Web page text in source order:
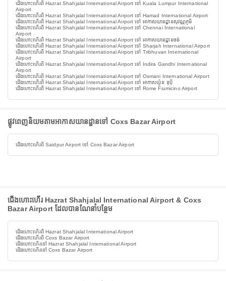
ជើងហោះហើរពី Hazrat Shahjalal International Airport ទៅ Kuala Lumpur International
Airport
ជើងហោះហើរពី Hazrat Shahjalal International Airport ទៅ Hamad International Airport
ជើងហោះហើរពី Hazrat Shahjalal International Airport ទៅ អាកាសយានដ្ឋានសុវណ្ណភូមិ
ជើងហោះហើរពី Hazrat Shahjalal International Airport ទៅ Chennai International
Airport
ជើងហោះហើរពី Hazrat Shahjalal International Airport ទៅ អាកាសយានដ្ឋានចង់
ជើងហោះហើរពី Hazrat Shahjalal International Airport ទៅ Sharjah International Airport
ជើងហោះហើរពី Hazrat Shahjalal International Airport ទៅ Tribhuvan International
Airport
ជើងហោះហើរពី Hazrat Shahjalal International Airport ទៅ Indira Gandhi International
Airport
ជើងហោះហើរពី Hazrat Shahjalal International Airport ទៅ Osmani International Airport
ជើងហោះហើរពី Hazrat Shahjalal International Airport ទៅ អាកាសយ៉ូន ឌុប៉ី
ជើងហោះហើរពី Hazrat Shahjalal International Airport ទៅ Rome Fiumicino Airport
ផ្លូវពេញនិយមតាមអាកាសយានដ្ឋានទៅ Coxs Bazar Airport
ជើងហោះហើរពី Saidpur Airport ទៅ Coxs Bazar Airport
ជើងហោះហើរ Hazrat Shahjalal International Airport & Coxs
Bazar Airport ដែលបានណែនាំបន្ថែម
ជើងហោះហើរពី Hazrat Shahjalal International Airport
ជើងហោះហើរពី Coxs Bazar Airport
ជើងហោះហើរទៅ Hazrat Shahjalal International Airport
ជើងហោះហើរទៅ Coxs Bazar Airport